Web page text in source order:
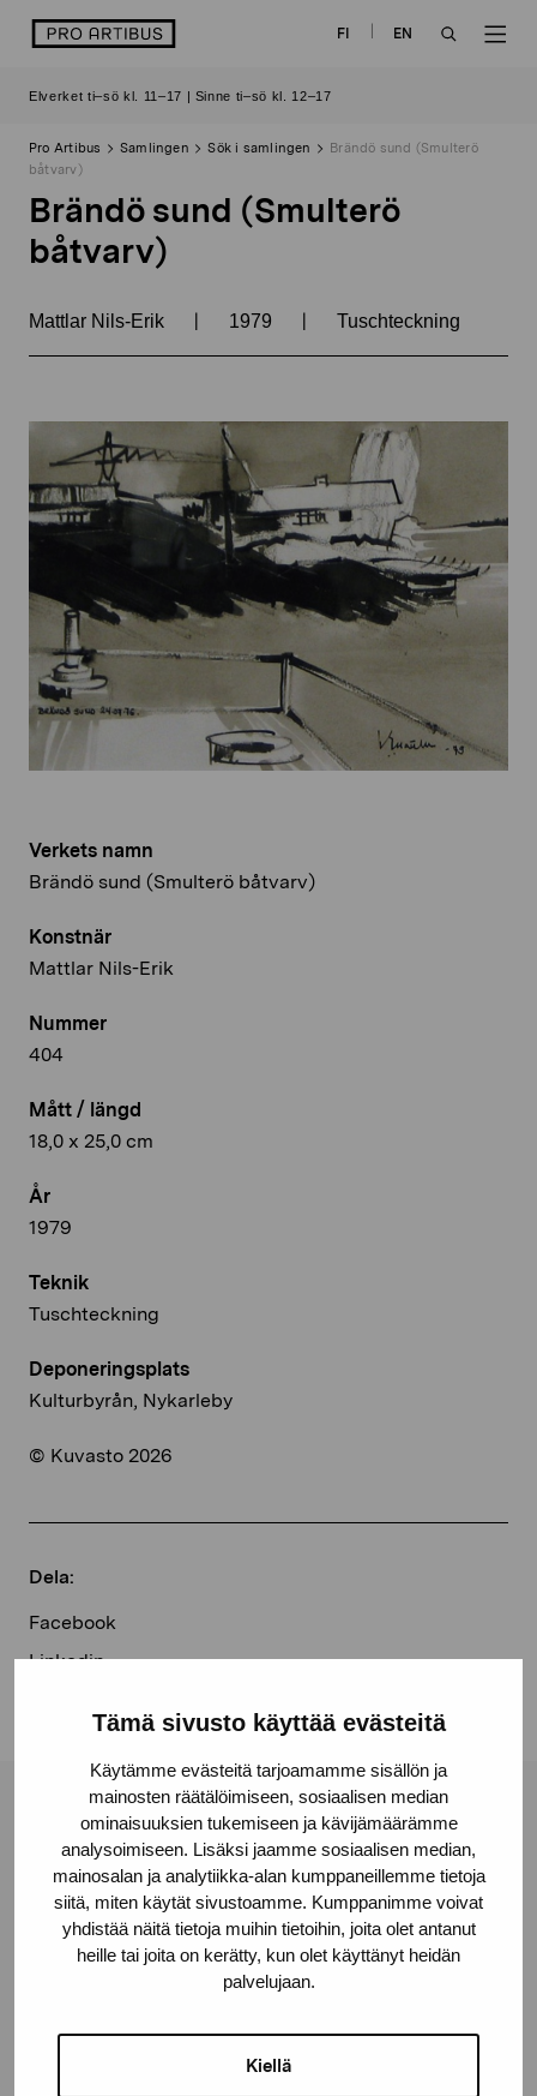
Tämä sivusto käyttää evästeitä
Käytämme evästeitä tarjoamamme sisällön ja
mainosten räätälöimiseen, sosiaalisen median
ominaisuuksien tukemiseen ja kävijämäärämme
analysoimiseen. Lisäksi jaamme sosiaalisen median,
mainosalan ja analytiikka-alan kumppaneillemme tietoja
siitä, miten käytät sivustoamme. Kumppanimme voivat
yhdistää näitä tietoja muihin tietoihin, joita olet antanut
heille tai joita on kerätty, kun olet käyttänyt heidän
palvelujaan.
Kiellä
logo FI
EN
Elverket ti–sö kl. 11–17 | Sinne ti–sö kl. 12–17
Pro Artibus Samlingen Sök i samlingen
Brändö sund (Smulterö
båtvarv)
Brändö sund (Smulterö
båtvarv)
Mattlar Nils-Erik | 1979 | Tuschteckning
Verkets namn
Brändö sund (Smulterö båtvarv)
Konstnär
Mattlar Nils-Erik
Nummer
404
Mått / längd
18,0 x 25,0 cm
År
1979
Teknik
Tuschteckning
Deponeringsplats
Kulturbyrån, Nykarleby
© Kuvasto 2026
Dela:
Facebook
Linkedin
Stiftelsen Pro Artibus
Gustav Wasas gata 11
10600 Ekenäs
proartibus@proartibus.fi